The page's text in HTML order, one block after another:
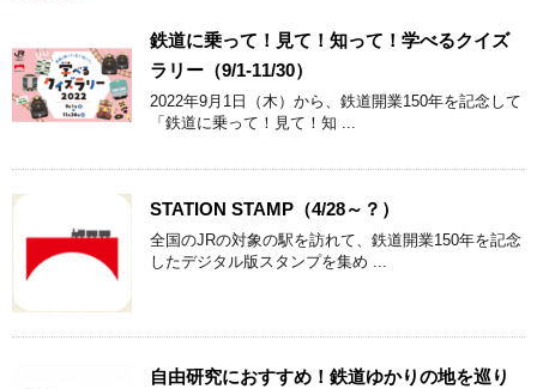
鉄道に乗って！見て！知って！学べるクイズ
ラリー（9/1-11/30）
2022年9月1日（木）から、鉄道開業150年を記念して
「鉄道に乗って！見て！知 ...
STATION STAMP（4/28～？）
全国のJRの対象の駅を訪れて、鉄道開業150年を記念
したデジタル版スタンプを集め ...
自由研究におすすめ！鉄道ゆかりの地を巡り